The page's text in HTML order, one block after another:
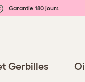
Garantie 180 jours
Gerbilles